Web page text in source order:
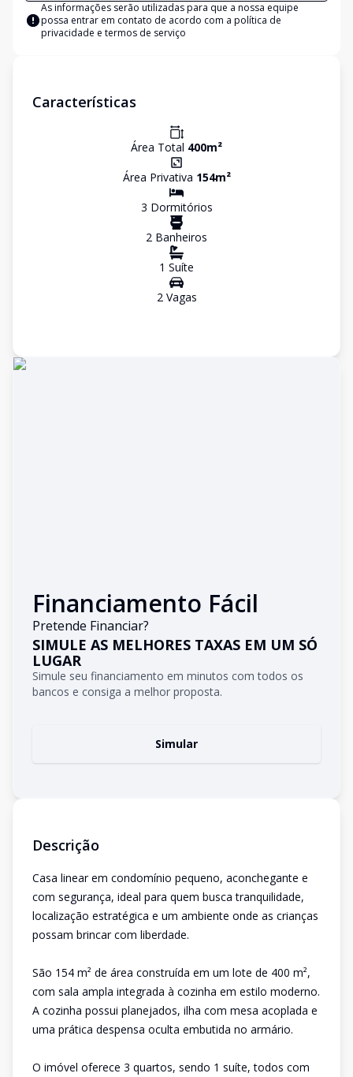
As informações serão utilizadas para que a nossa equipe
possa entrar em contato de acordo com a política de
privacidade e termos de serviço
Características
Área Total 400m²
Área Privativa 154m²
3 Dormitórios
2 Banheiros
1 Suíte
2Vagas
Financiamento Fácil
Pretende Financiar?
SIMULE AS MELHORES TAXAS EM UM SÓ
LUGAR
Simule seu financiamento em minutos com todos os
bancos e consiga a melhor proposta.
Simular
Descrição
Casa linear em condomínio pequeno, aconchegante e
com segurança, ideal para quem busca tranquilidade,
localização estratégica e um ambiente onde as crianças
possam brincar com liberdade.
São 154 m² de área construída em um lote de 400 m²,
com sala ampla integrada à cozinha em estilo moderno.
A cozinha possui planejados, ilha com mesa acoplada e
uma prática despensa oculta embutida no armário.
O imóvel oferece 3 quartos, sendo 1 suíte, todos com